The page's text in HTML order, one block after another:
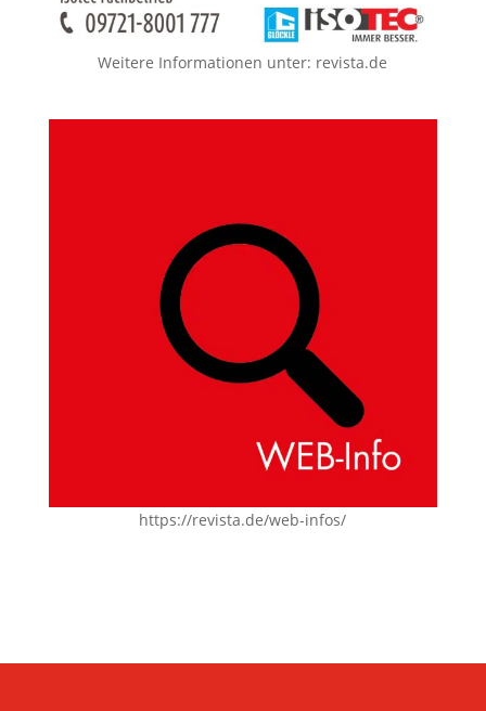
Weitere Informationen unter: revista.de
https://revista.de/web-infos/